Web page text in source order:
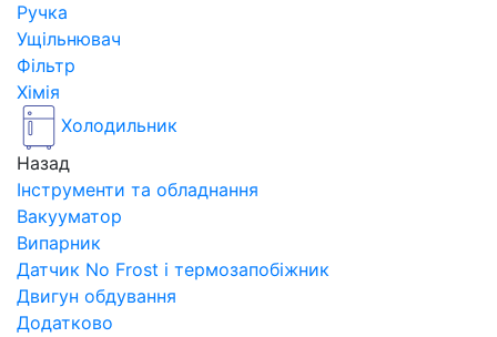
Ручка
Ущільнювач
Фільтр
Хімія
Холодильник
Назад
Інструменти та обладнання
Вакууматор
Випарник
Датчик No Frost і термозапобіжник
Двигун обдування
Додатково